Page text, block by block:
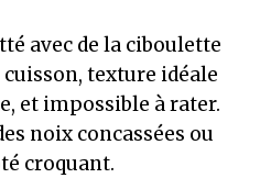
avec de la ciboulette
cuisson, texture idéale
et impossible à rater.
noix concassées ou
croquant.